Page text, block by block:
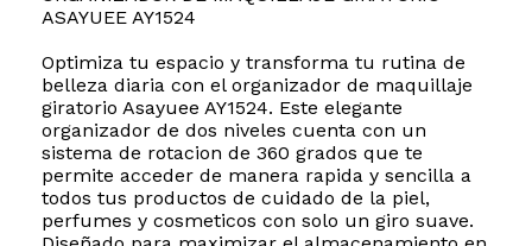
ASAYUEE AY1524
Optimiza tu espacio y transforma tu rutina de
belleza diaria con el organizador de maquillaje
giratorio Asayuee AY1524. Este elegante
organizador de dos niveles cuenta con un
sistema de rotacion de 360 grados que te
permite acceder de manera rapida y sencilla a
todos tus productos de cuidado de la piel,
perfumes y cosmeticos con solo un giro suave.